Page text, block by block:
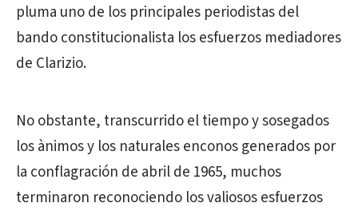
pluma uno de los principales periodistas del
bando constitucionalista los esfuerzos mediadores
de Clarizio.
No obstante, transcurrido el tiempo y sosegados
los ànimos y los naturales enconos generados por
la conflagración de abril de 1965, muchos
terminaron reconociendo los valiosos esfuerzos